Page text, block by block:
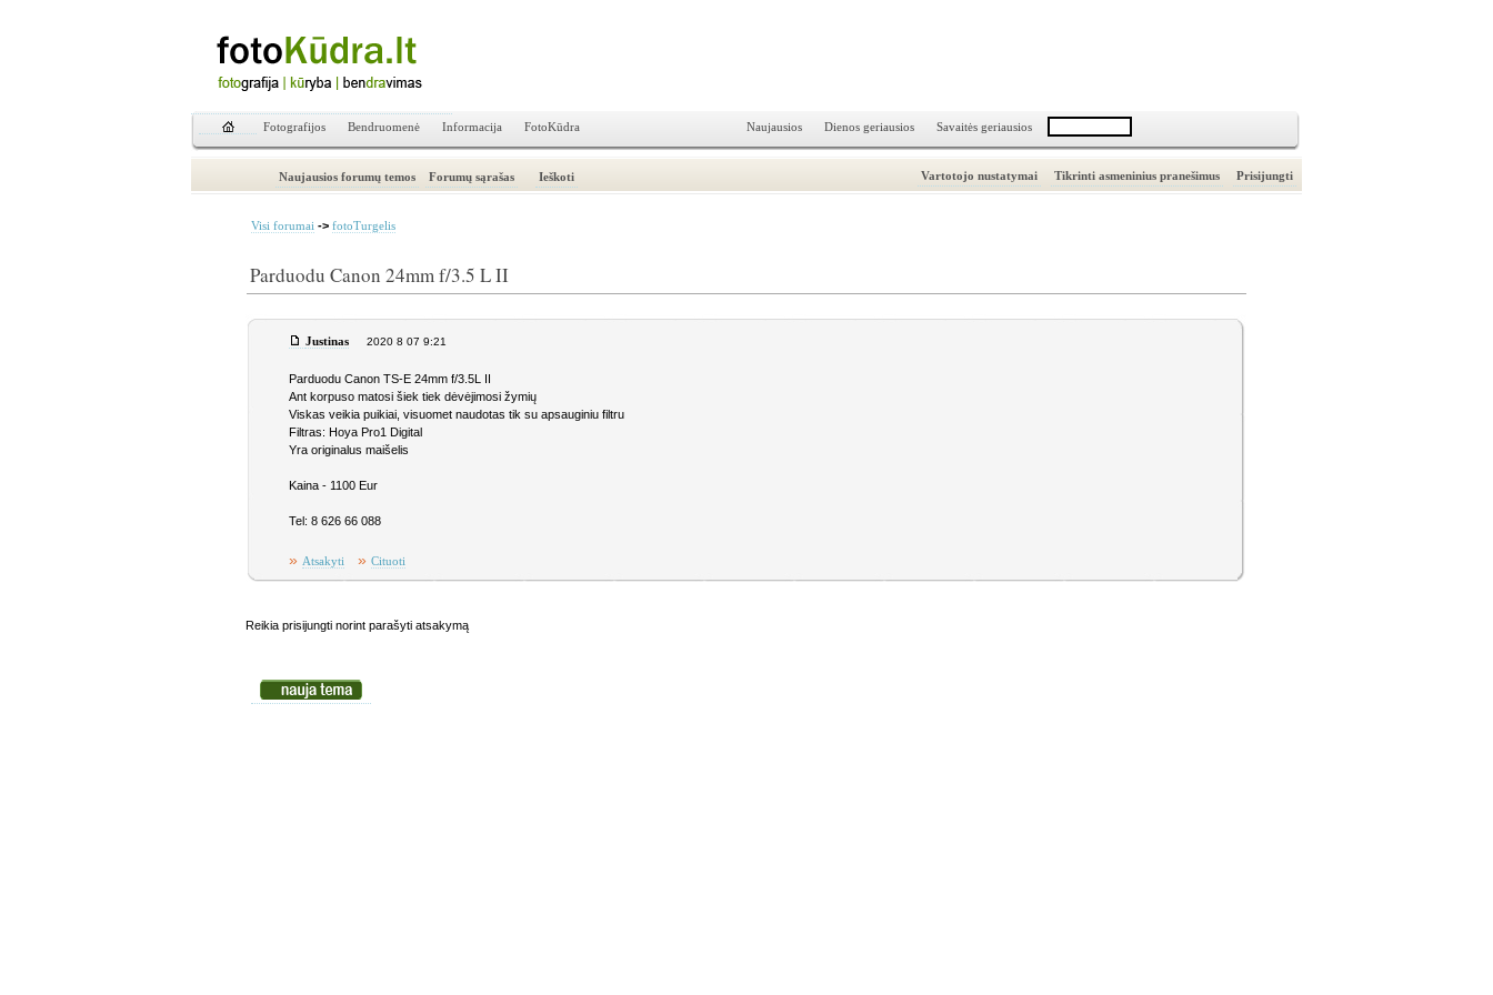
Fotografijos Bendruomenė Informacija FotoKūdra Naujausios Dienos geriausios Savaitės geriausios
Naujausios forumų temos Forumų sąrašas Ieškoti Vartotojo nustatymai Tikrinti asmeninius pranešimus Prisijungti
Visi forumai -> fotoTurgelis
Parduodu Canon 24mm f/3.5 L II
Justinas 2020 8 07 9:21
Parduodu Canon TS-E 24mm f/3.5L II
Ant korpuso matosi šiek tiek dėvėjimosi žymių
Viskas veikia puikiai, visuomet naudotas tik su apsauginiu filtru
Filtras: Hoya Pro1 Digital
Yra originalus maišelis
Kaina - 1100 Eur
Tel: 8 626 66 088
» Atsakyti » Cituoti
Reikia prisijungti norint parašyti atsakymą